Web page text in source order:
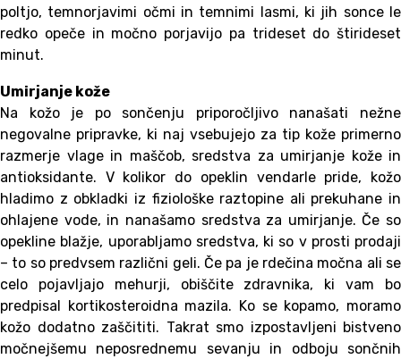
poltjo, temnorjavimi očmi in temnimi lasmi, ki jih sonce le
redko opeče in močno porjavijo pa trideset do štirideset
minut.
Umirjanje kože
Na kožo je po sončenju priporočljivo nanašati nežne
negovalne pripravke, ki naj vsebujejo za tip kože primerno
razmerje vlage in maščob, sredstva za umirjanje kože in
antioksidante. V kolikor do opeklin vendarle pride, kožo
hladimo z obkladki iz fiziološke raztopine ali prekuhane in
ohlajene vode, in nanašamo sredstva za umirjanje. Če so
opekline blažje, uporabljamo sredstva, ki so v prosti prodaji
– to so predvsem različni geli. Če pa je rdečina močna ali se
celo pojavljajo mehurji, obiščite zdravnika, ki vam bo
predpisal kortikosteroidna mazila. Ko se kopamo, moramo
kožo dodatno zaščititi. Takrat smo izpostavljeni bistveno
močnejšemu neposrednemu sevanju in odboju sončnih